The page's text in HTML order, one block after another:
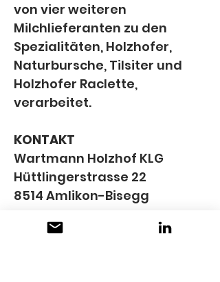
von vier weiteren
Milchlieferanten zu den
Spezialitäten, Holzhofer,
Naturbursche, Tilsiter und
Holzhofer Raclette,
verarbeitet.
KONTAKT
Wartmann Holzhof KLG
Hüttlingerstrasse 22
8514 Amlikon-Bisegg
+41 71 651 11 33